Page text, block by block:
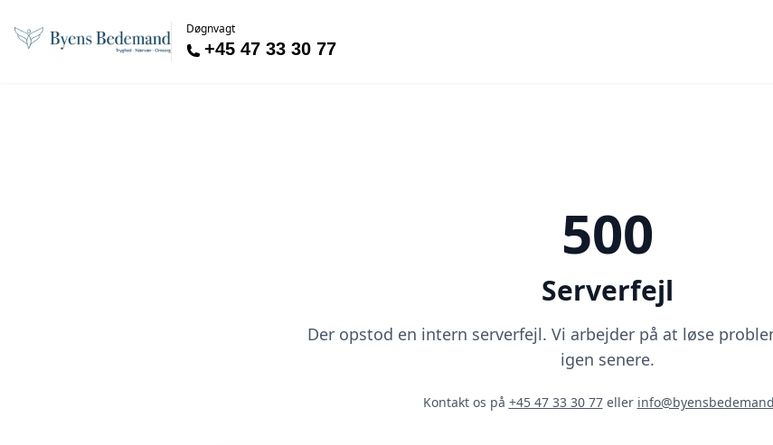
Døgnvagt
+45 47 33 30 77
500
Serverfejl
Der opstod en intern serverfejl. Vi arbejder på at løse
igen senere.
Kontakt os på +45 47 33 30 77eller